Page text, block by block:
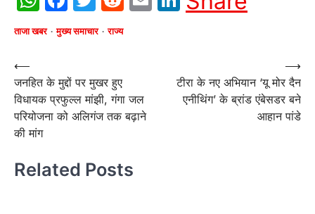
ताजा खबर मुख्य समाचार राज्य
Post
navigation
⟵
जनहित के मुद्दों पर मुखर हुए
विधायक प्रफुल्ल मांझी, गंगा जल
परियोजना को अलिगंज तक बढ़ाने
की मांग
टीरा के नए अभियान ‘यू मोर दैन
एनीथिंग’ के ब्रांड एंबेसडर बने
आहान पांडे
⟶
Related Posts